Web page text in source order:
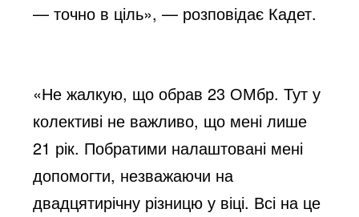
— точно в ціль», — розповідає Кадет.
«Не жалкую, що обрав 23 ОМбр. Тут у
колективі не важливо, що мені лише
21 рік. Побратими налаштовані мені
допомогти, незважаючи на
двадцятирічну різницю у віці. Всі на це